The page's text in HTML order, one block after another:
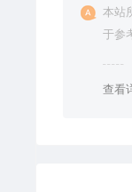
本站
于参
查看